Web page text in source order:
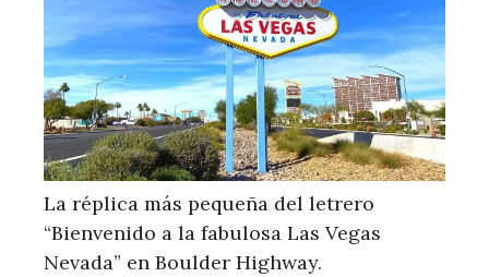
La réplica más pequeña del letrero
“Bienvenido a la fabulosa Las Vegas
Nevada” en Boulder Highway.